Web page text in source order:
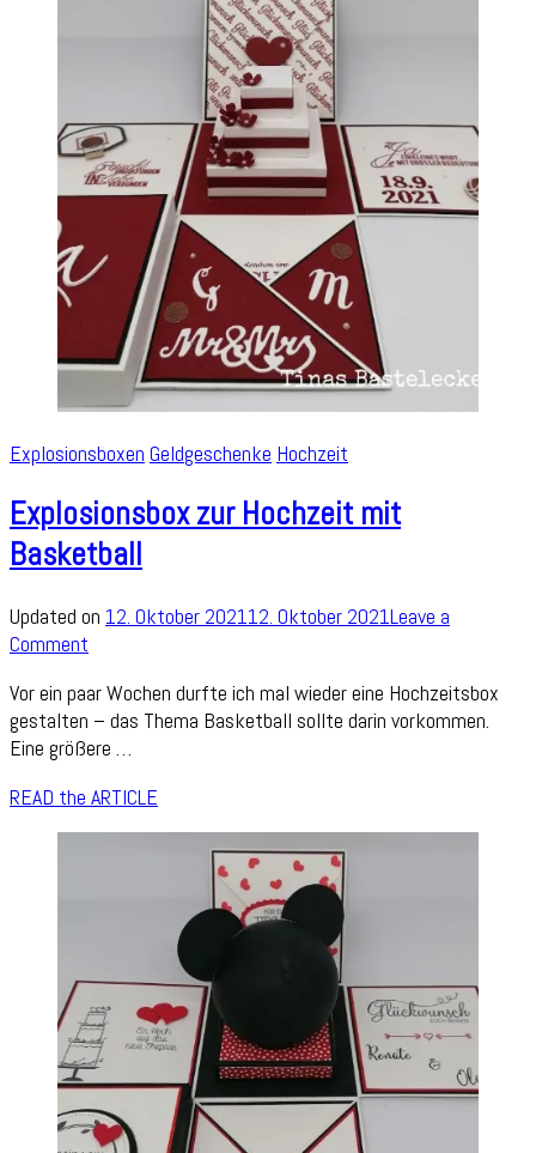
Explosionsboxen Geldgeschenke Hochzeit
Explosionsbox zur Hochzeit mit
Basketball
Updated on 12. Oktober 2021 12. Oktober 2021Leave a
Comment
zur
Hochzeit
mit
Vor ein paar Wochen durfte ich mal wieder eine Hochzeitsbox
gestalten – das Thema Basketball sollte darin vorkommen.
Eine größere …
READ the ARTICLE